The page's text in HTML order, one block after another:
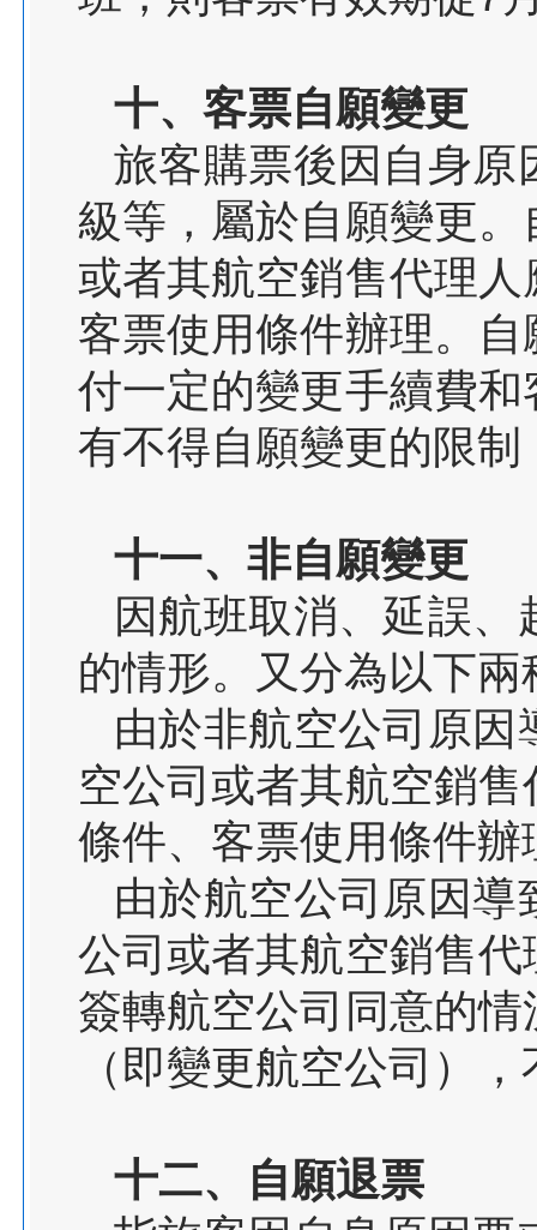
十、客票自願變更
旅客購票後因自身原
級等，屬於自願變更
或者其航空銷售代理
客票使用條件辦理。
付一定的變更手續費
有不得自願變更的限
十一、非自願變更
因航班取消、延誤
的情形。又分為以下兩
由於非航空公司原
空公司或者其航空銷
條件、客票使用條件辦
由於航空公司原因
公司或者其航空銷售
簽轉航空公司同意的
（即變更航空公司）
十二、自願退票